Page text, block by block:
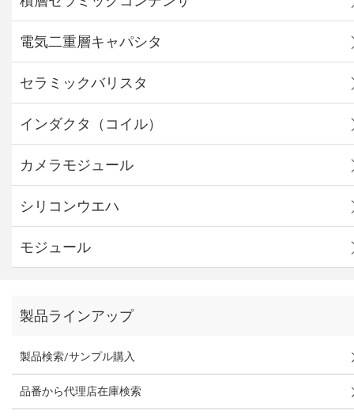
電気二重層キャパシタ
セラミックバリスタ
インダクタ（コイル）
カメラモジュール
シリコンウエハ
モジュール
製品ラインアップ
製品検索/サンプル購入
品番から代理店在庫検索